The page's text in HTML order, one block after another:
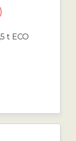
t ECO